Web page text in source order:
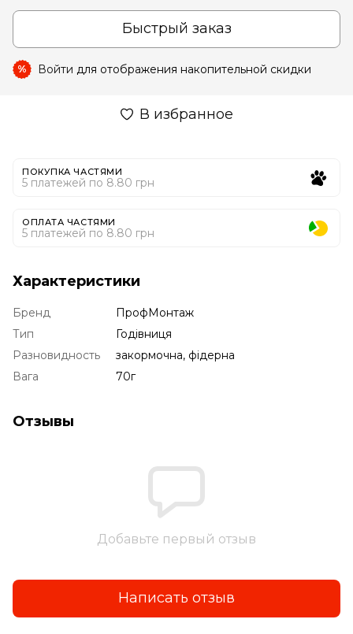
Быстрый заказ
% Войти для отображения накопительной скидки
В избранное
ПОКУПКА ЧАСТЯМИ
5 платежей по 8.80 грн
ОПЛАТА ЧАСТЯМИ
5 платежей по 8.80 грн
Характеристики
Бренд
ПрофМонтаж
Тип
Годівниця
Разновидность
закормочна, фідерна
Вага
70г
Отзывы
Добавьте первый отзыв
Написать отзыв